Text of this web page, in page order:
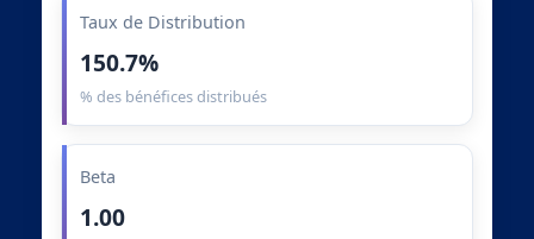
Taux de Distribution
150.7%
% des bénéfices distribués
Beta
1.00